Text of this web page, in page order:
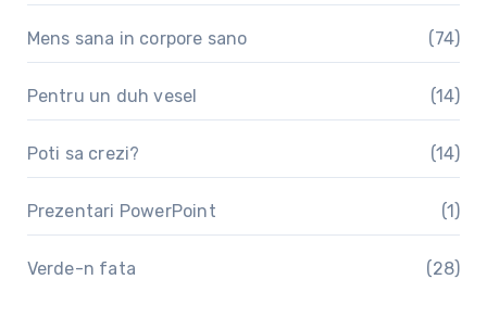
Mens sana in corpore sano (74)
Pentru un duh vesel (14)
Poti sa crezi? (14)
Prezentari PowerPoint (1)
Verde-n fata (28)